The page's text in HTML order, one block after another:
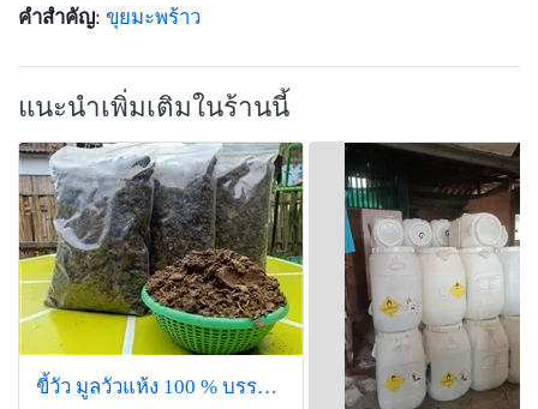
คำสำคัญ: ขุยมะพร้าว
แนะนำเพิ่มเติมในร้านนี้
ขี้วัว มูลวัวแห้ง 100 % บรรจุถุง ขนาด 800 กรัม